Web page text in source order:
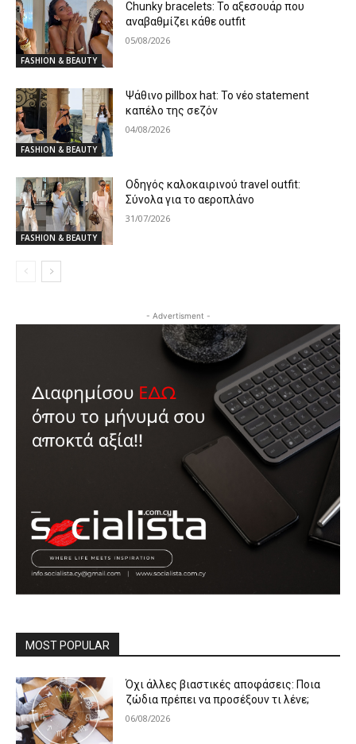
FASHION & BEAUTY
Chunky bracelets: Το αξεσουάρ που
αναβαθμίζει κάθε outfit
05/08/2026
FASHION & BEAUTY
Ψάθινο pillbox hat: Το νέο statement
καπέλο της σεζόν
04/08/2026
FASHION & BEAUTY
Oδηγός καλοκαιρινού travel outfit:
Σύνολα για το αεροπλάνο
31/07/2026
- Advertisment -
MOST POPULAR
Όχι άλλες βιαστικές αποφάσεις: Ποια
ζώδια πρέπει να προσέξουν τι λένε;
06/08/2026